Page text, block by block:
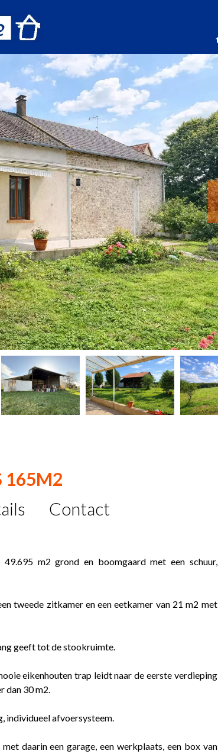
165M2
Contact
m2 grond en boomgaard met een schuur,
tweede zitkamer en een eetkamer van 21 m2 met
geeft tot de stookruimte.
eikenhouten trap leidt naar de eerste verdieping
dan 30 m2.
individueel afvoersysteem.
daarin een garage, een werkplaats, een box van